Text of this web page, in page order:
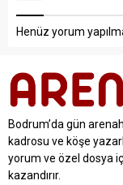
Henüz yorum
Bodrum’da gün
kadrosu ve köşe
yorum ve özel dosya
kazandırır.